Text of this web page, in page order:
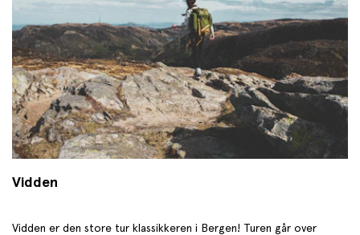
Vidden
Vidden er den store tur klassikkeren i Bergen! Turen går over